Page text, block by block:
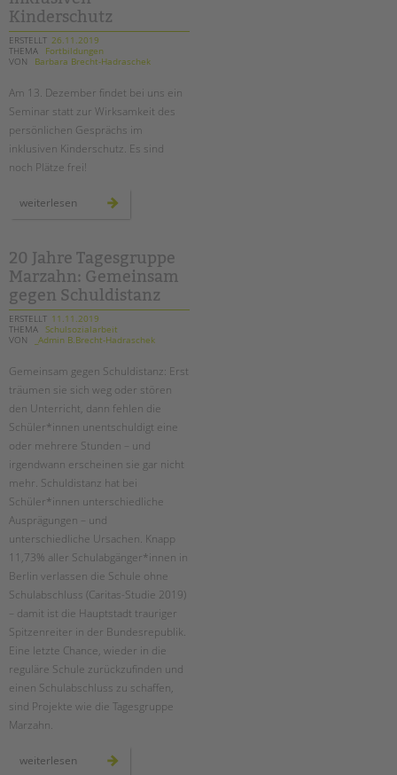
KARRIERE
Stellenangebote
tandem als Arbeitgeberin
NEWS/BLOG
unkuerzbar
Briefe an Kai
KONTAKT
Impressum
Datenschutz
Hinweisgebersystem
Intranet
Kinderschutz
ERSTELLT 26.11.2019
THEMA
Fortbildungen
VON
Barbara Brecht-Hadraschek
Am 13. Dezember findet bei uns ein
Seminar statt zur Wirksamkeit des
persönlichen Gesprächs im
inklusiven Kinderschutz. Es sind
noch Plätze frei!
weiterlesen seminar
kinderschutz
20 Jahre Tagesgruppe
Marzahn: Gemeinsam
gegen Schuldistanz
ERSTELLT 11.11.2019
THEMA Schulsozialarbeit
VON
_Admin B.Brecht-Hadraschek
Gemeinsam gegen Schuldistanz: Erst
träumen sie sich weg oder stören
den Unterricht, dann fehlen die
Schüler*innen unentschuldigt eine
oder mehrere Stunden – und
irgendwann erscheinen sie gar nicht
mehr. Schuldistanz hat bei
Schüler*innen unterschiedliche
Ausprägungen – und
unterschiedliche Ursachen. Knapp
11,73% aller Schulabgänger*innen in
Berlin verlassen die Schule ohne
Schulabschluss (Caritas-Studie 2019)
– damit ist die Hauptstadt trauriger
Spitzenreiter in der Bundesrepublik.
Eine letzte Chance, wieder in die
reguläre Schule zurückzufinden und
einen Schulabschluss zu schaffen,
sind Projekte wie die Tagesgruppe
Marzahn.
weiterlesen